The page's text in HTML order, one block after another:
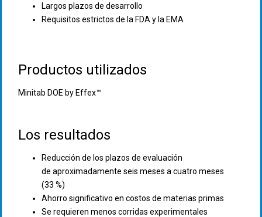
Largos plazos de desarrollo
Requisitos estrictos de la FDA y la EMA
Productos utilizados
Minitab DOE by Effex™
Los resultados
Reducción de los plazos de evaluación
de aproximadamente seis meses a cuatro meses
(33 %)
Ahorro significativo en costos de materias primas
Se requieren menos corridas experimentales